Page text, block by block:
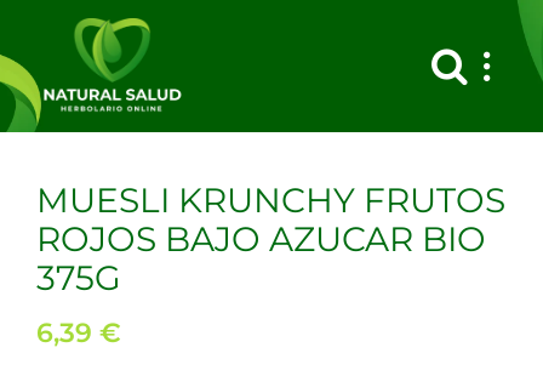
contenido
MUESLI KRUNCHY FRUTOS
ROJOS BAJO AZUCAR BIO
375G
6,39 €